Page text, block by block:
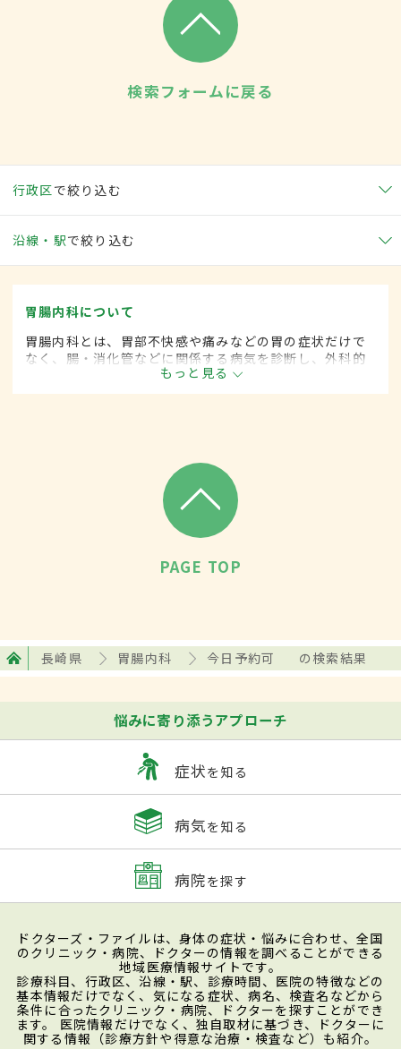
検索フォームに戻る
行政区で絞り込む
沿線・駅で絞り込む
胃腸内科について
胃腸内科とは、胃部不快感や痛みなどの胃の症状だけで
なく、腸・消化管などに関係する病気を診断し、外科的
処置によらずに治療する内科の一領域です。平成20年4
月の制度改正前は、胃腸科と呼ばれていました。
もっと見る
PAGE TOP
長崎県 胃腸内科 今日予約可 の検索結果
悩みに寄り添うアプローチ
症状を知る
病気を知る
病院を探す
ドクターズ・ファイルは、身体の症状・悩みに合わせ、全国
のクリニック・病院、ドクターの情報を調べることができる
地域医療情報サイトです。
診療科目、行政区、沿線・駅、診療時間、医院の特徴などの
基本情報だけでなく、気になる症状、病名、検査名などから
条件に合ったクリニック・病院、ドクターを探すことができ
ます。 医院情報だけでなく、独自取材に基づき、ドクターに
関する情報（診療方針や得意な治療・検査など）も紹介。